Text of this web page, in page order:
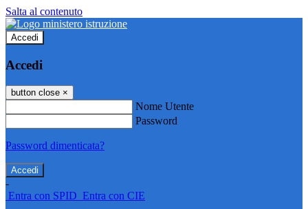
Salta al contenuto
Accedi
Accedi
button close ×
Nome Utente
Password
Password dimenticata?
-
Entra con SPID Entra con CIE